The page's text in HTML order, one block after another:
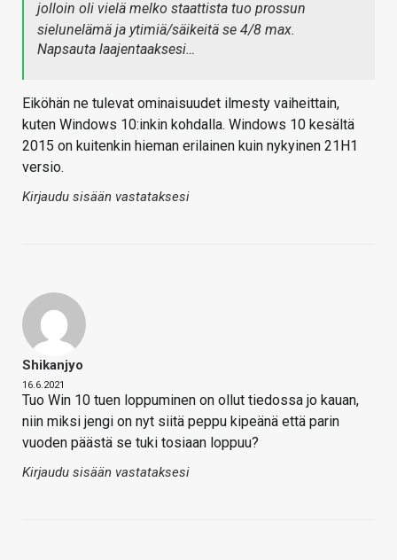
jolloin oli vielä melko staattista tuo prossun
sielunelämä ja ytimiä/säikeitä se 4/8 max.
Napsauta laajentaaksesi…
Eiköhän ne tulevat ominaisuudet ilmesty vaiheittain,
kuten Windows 10:inkin kohdalla. Windows 10 kesältä
2015 on kuitenkin hieman erilainen kuin nykyinen 21H1
versio.
Kirjaudu sisään vastataksesi
Shikanjyo
16.6.2021
Tuo Win 10 tuen loppuminen on ollut tiedossa jo kauan,
niin miksi jengi on nyt siitä peppu kipeänä että parin
vuoden päästä se tuki tosiaan loppuu?
Kirjaudu sisään vastataksesi